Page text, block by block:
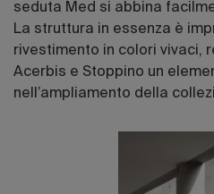
seduta Med si abbina
La struttura in essenza è
rivestimento in colori vivaci,
Acerbis e Stoppino un
nell’ampliamento della